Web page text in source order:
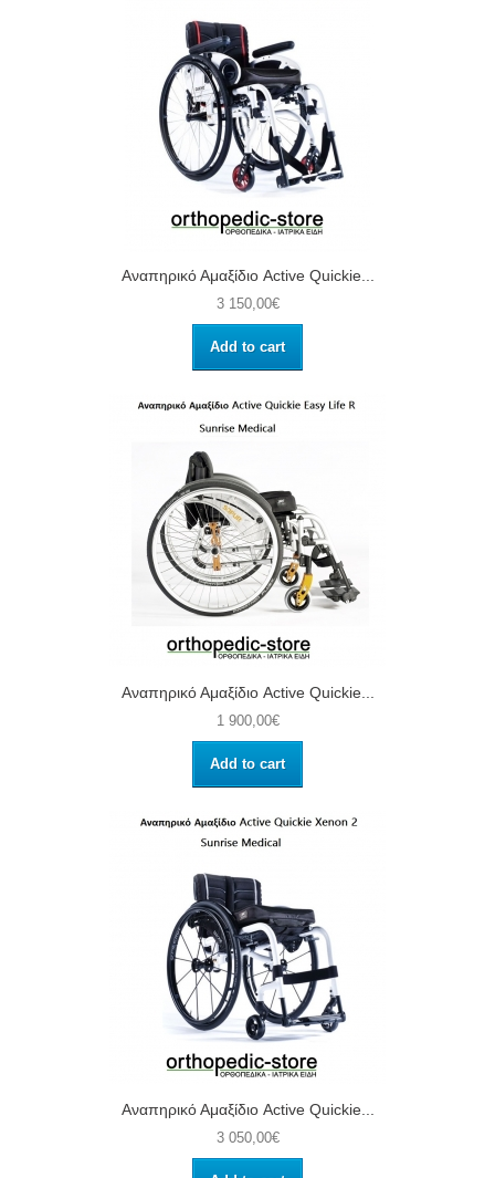
Αναπηρικό Αμαξίδιο Active Quickie...
3 150,00€
Add to cart
Αναπηρικό Αμαξίδιο Active Quickie...
1 900,00€
Add to cart
Αναπηρικό Αμαξίδιο Active Quickie...
3 050,00€